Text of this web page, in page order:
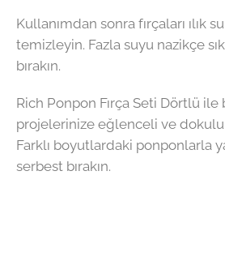
Kullanımdan sonra fırçaları ılık
temizleyin. Fazla suyu nazikçe
bırakın.
Rich Ponpon Fırça Seti Dörtlü ile
projelerinize eğlenceli ve dokulu
Farklı boyutlardaki ponponlarla
serbest bırakın.